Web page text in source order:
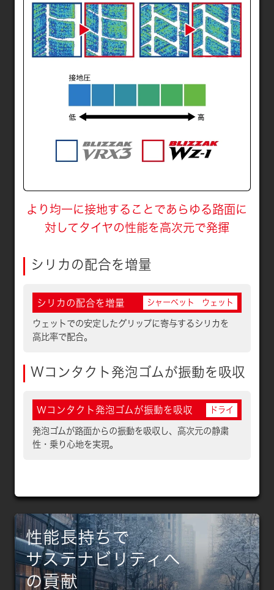
より均一に接地することであらゆる路面に
対してタイヤの性能を高次元で発揮
シリカの配合を増量
シリカの配合を増量 シャーベット ウェット
ウェットでの安定したグリップに寄与するシリカを
高比率で配合。
Wコンタクト発泡ゴムが振動を吸収
Wコンタクト発泡ゴムが振動を吸収 ドライ
発泡ゴムが路面からの振動を吸収し、高次元の静粛
性・乗り心地を実現。
性能長持ちで
サステナビリティへ
の貢献